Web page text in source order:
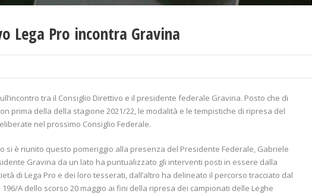
Lega Pro incontra Gravina
tra il Consiglio Direttivo e il presidente federale Gravina. Posto che di
prima della della stagione 2021/22, le modalità e le tempistiche di ripresa del
nel prossimo Consiglio Federale.
si è riunito questo pomeriggio alla presenza del Presidente Federale, Gabriele
Gravina da un lato ha puntualizzato gli interventi posti in essere dalla
di Lega Pro e dei loro tesserati, dall’altro ha delineato il percorso tracciato dal
A dello scorso 20 maggio ai fini della ripresa dei campionati delle Leghe